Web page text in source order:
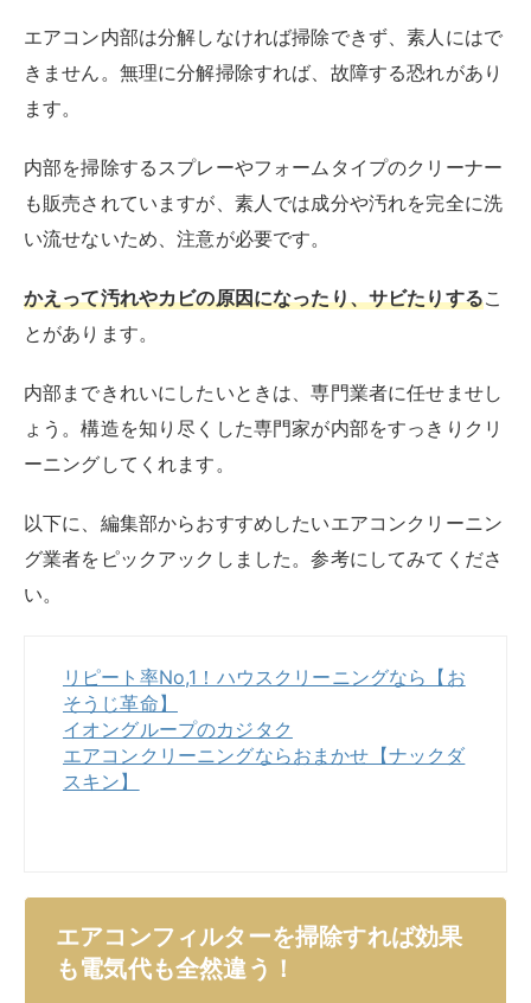
エアコンのフィルター掃除をすると、冷暖房の効きが全
然違うことに驚くでしょう。運転効率がよくなるので無
駄な電気代も発生しません。
フィルター掃除の頻度の目安は月に1～2回 です。カバー
を開けてフィルターを確認し、状況に応じてお手入れし
ましょう。
掃除の手順は簡単で、カバーを開けて掃除機でフィルタ
ーのホコリを吸い、外して水洗いし、よく乾かすだけで
油汚れやカビが気になる場合は、重曹や中性洗剤を使う
とよいでしょう。
フィルターの掃除は自分でできますが、
適度にフィルター掃除をして、清潔な環境を維持し、快
適なエアコン生活を送りましょう。